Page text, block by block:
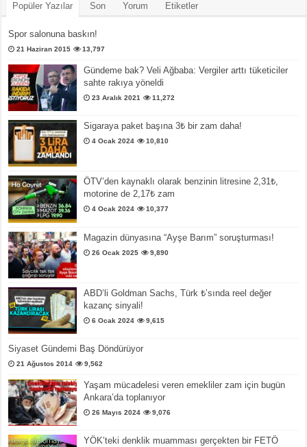
Popüler Yazılar Son Yorum Etiketler
Spor salonuna baskın!
21 Haziran 2015 13,797
Gündeme bak? Veli Ağbaba: Vergiler arttı tüketiciler
sahte rakıya yöneldi
23 Aralık 2021 11,272
Sigaraya paket başına 3₺ bir zam daha!
4 Ocak 2024 10,810
ÖTV’den kaynaklı olarak benzinin litresine 2,31₺,
motorine de 2,17₺ zam
4 Ocak 2024 10,377
Magazin dünyasına “Ayşe Barım” soruşturması!
26 Ocak 2025 9,890
ABD’li Goldman Sachs, Türk ₺’sında reel değer
kazanç sinyali!
6 Ocak 2024 9,615
Siyaset Gündemi Baş Döndürüyor
21 Ağustos 2014 9,562
Yaşam mücadelesi veren emekliler zam için bugün
Ankara’da toplanıyor
26 Mayıs 2024 9,076
YÖK’teki denklik muamması gerçekten bir FETÖ